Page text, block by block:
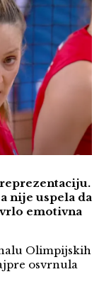
nije uspela da
emotivna
Olimpijskih
osvrnula